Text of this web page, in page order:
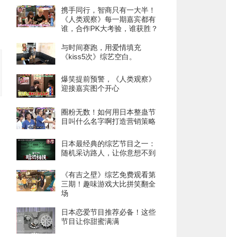
携手同行，智商只有一大半！
《人类观察》每一期嘉宾都有
谁，合作PK大考验，谁获胜？
与时间赛跑，用爱情填充
《kiss5次》综艺空白。
爆笑提前预警，《人类观察》
迎接嘉宾图个开心
圈粉无数！如何用日本整蛊节
目叫什么名字啊打造营销策略
日本最经典的综艺节目之一：
随机采访路人，让你意想不到
《有吉之壁》综艺免费观看第
三期！趣味游戏大比拼笑翻全
场
日本恋爱节目推荐必备！这些
节目让你甜蜜满满